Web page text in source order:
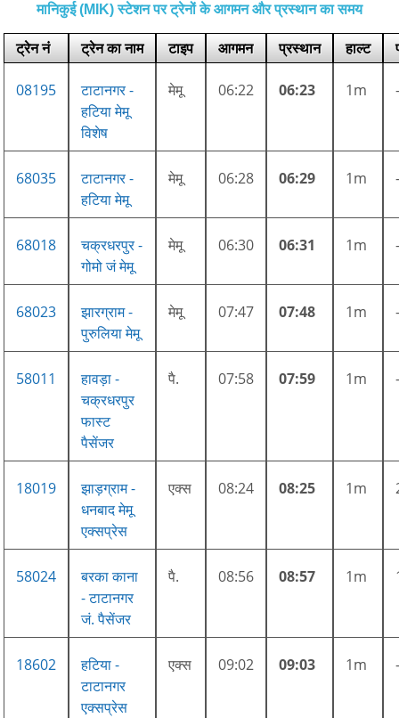
मानिकुई (MIK) स्टेशन पर ट्रेनों के आगमन और प्रस्थान का समय
ट्रेन नं ट्रेन का नाम टाइप आगमन प्रस्थान हाल्ट
08195
टाटानगर -
हटिया मेमू
विशेष
मेमू 06:22 06:23 1m
68035
टाटानगर -
हटिया मेमू
मेमू 06:28 06:29 1m
68018
चक्रधरपुर -
गोमो जं मेमू
मेमू 06:30 06:31 1m
68023
झारग्राम -
पुरुलिया मेमू
मेमू 07:47 07:48 1m
58011
हावड़ा -
चक्रधरपुर
फास्ट
पैसेंजर
पै. 07:58 07:59 1m
18019
झाड़ग्राम -
धनबाद मेमू
एक्सप्रेस
एक्स 08:24 08:25 1m
58024
बरका काना
- टाटानगर
जं. पैसेंजर
पै. 08:56 08:57 1m
18602
हटिया -
टाटानगर
एक्सप्रेस
एक्स 09:02 09:03 1m